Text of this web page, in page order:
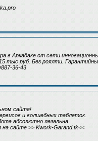
в Аркадаке от сети
тыс руб. Без роялти.
36-43
сайте!
и волшебных таблеток.
абсолютно легальна.
сайте >> Kwork-Garand.tk<<